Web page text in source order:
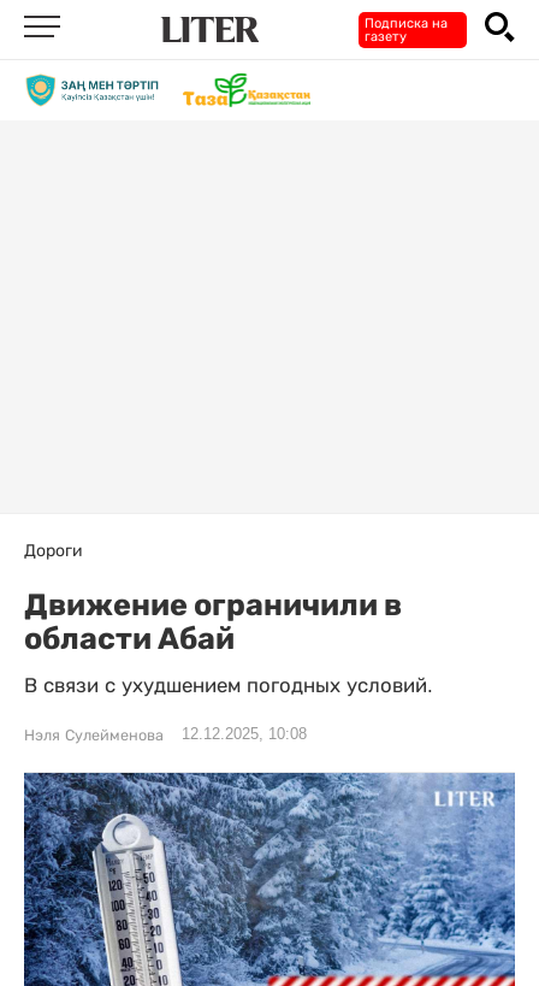
Подписка на
газету
Дороги
Движение ограничили в
области Абай
В связи с ухудшением погодных условий.
Нэля Сулейменова 12.12.2025, 10:08